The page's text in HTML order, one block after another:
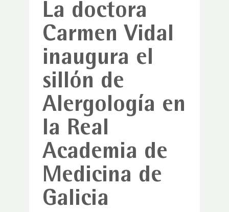
La doctora
Carmen Vidal
inaugura el
sillón de
Alergología en
la Real
Academia de
Medicina de
Galicia